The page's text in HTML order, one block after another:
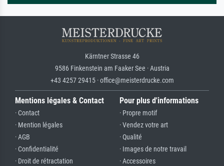
Kärntner Strasse 46
9586 Finkenstein am Faaker See · Austria
+43 4257 29415 · office@meisterdrucke.com
Mentions légales & Contact
· Contact
· Mention légales
· AGB
· Confidentialité
· Droit de rétractation
Pour plus d'informations
· Propre motif
· Vendez votre art
· Qualité
· Images de notre travail
· Accessoires